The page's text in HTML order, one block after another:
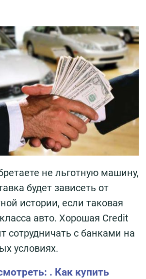
не льготную машину,
будет зависеть от
истории, если таковая
авто. Хорошая Credit
сотрудничать с банками на
условиях.
. Как купить